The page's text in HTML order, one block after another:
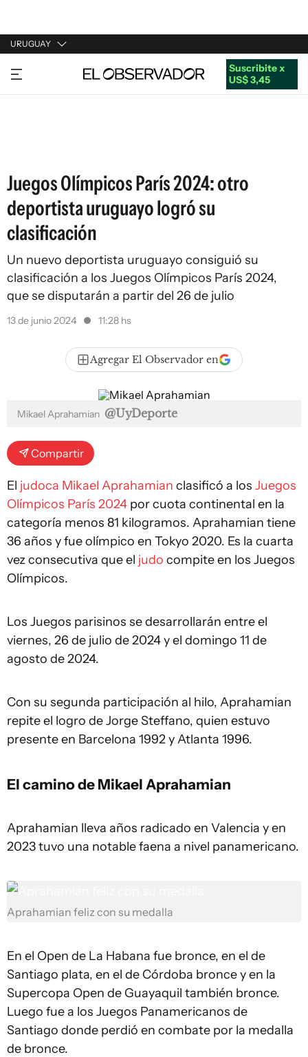
URUGUAY
URUGUAY
ARGENTINA
Suscribite x
US$ 3,45
Juegos Olímpicos París 2024: otro
deportista uruguayo logró su
clasificación
Un nuevo deportista uruguayo consiguió su
clasificación a los Juegos Olímpicos París 2024,
que se disputarán a partir del 26 de julio
13 de junio 2024 11:28 hs
Agregar El Observador en
Mikael Aprahamian @UyDeporte
Compartir
El judoca Mikael Aprahamian clasificó a los Juegos
Olímpicos París 2024 por cuota continental en la
categoría menos 81 kilogramos. Aprahamian tiene
36 años y fue olímpico en Tokyo 2020. Es la cuarta
vez consecutiva que el judo compite en los Juegos
Olímpicos.
Los Juegos parisinos se desarrollarán entre el
viernes, 26 de julio de 2024 y el domingo 11 de
agosto de 2024.
Con su segunda participación al hilo, Aprahamian
repite el logro de Jorge Steffano, quien estuvo
presente en Barcelona 1992 y Atlanta 1996.
El camino de Mikael Aprahamian
Aprahamian lleva años radicado en Valencia y en
2023 tuvo una notable faena a nivel panamericano.
Aprahamian feliz con su medalla
En el Open de La Habana fue bronce, en el de
Santiago plata, en el de Córdoba bronce y en la
Supercopa Open de Guayaquil también bronce.
Luego fue a los Juegos Panamericanos de
Santiago donde perdió en combate por la medalla
de bronce.